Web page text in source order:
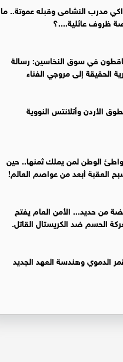
مدرب النشامى وقبله عموتة.. ما
ظروف عائلية....؟
في سوق النخاسين: رسالة
الحقيقة إلى مروجي الفناء
الأردن وأتلانتس النووية
الوطن لمن يملك ثمنها.. حين
العقبة أبعد من عواصم العالم!
من حديد... الأمن العام يفتح
الحسم ضد الكريستال القاتل.
الدموي وهندسة العهد الجديد